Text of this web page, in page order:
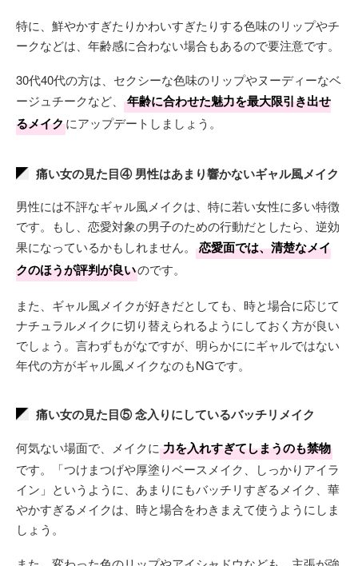
特に、鮮やかすぎたりかわいすぎたりする色味のリップやチ
ークなどは、年齢感に合わない場合もあるので要注意です。
30代40代の方は、セクシーな色味のリップやヌーディーなベ
ージュチークなど、
年齢に合わせた魅力を最大限引き出せ
るメイクにアップデートしましょう。
痛い女の見た目④ 男性はあまり響かないギャル風メイク
男性には不評なギャル風メイクは、特に若い女性に多い特徴
です。もし、恋愛対象の男子のための行動だとしたら、逆効
果になっているかもしれません。
恋愛面では、清楚なメイ
クのほうが評判が良いのです。
また、ギャル風メイクが好きだとしても、時と場合に応じて
ナチュラルメイクに切り替えられるようにしておく方が良い
でしょう。言わずもがなですが、明らかににギャルではない
年代の方がギャル風メイクなのもNGです。
痛い女の見た目⑤ 念入りにしているバッチリメイク
何気ない場面で、メイクに 力を入れすぎてしまうのも禁物
です。「つけまつげや厚塗りベースメイク、しっかりアイラ
イン」というように、あまりにもバッチリすぎるメイク、華
やかすぎるメイクは、時と場合をわきまえて使うようにしま
しょう。